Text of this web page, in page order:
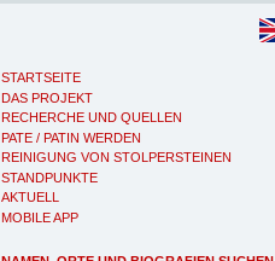
STARTSEITE
DAS PROJEKT
RECHERCHE UND QUELLEN
PATE / PATIN WERDEN
REINIGUNG VON STOLPERSTEINEN
STANDPUNKTE
AKTUELL
MOBILE APP